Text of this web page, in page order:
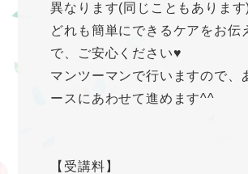
異なります(同じこともあります
どれも簡単にできるケアをお伝
で、ご安心ください♥
マンツーマンで行いますので、
ースにあわせて進めます^^
【受講料】